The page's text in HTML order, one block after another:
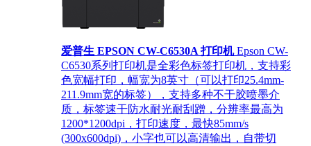
爱普生 EPSON CW-C6530A 打印机 Epson CW-
C6530系列打印机是全彩色标签打印机，支持彩
色宽幅打印，幅宽为8英寸（可以打印25.4mm-
211.9mm宽的标签），支持多种不干胶喷墨介
质，标签速干防水耐光耐刮蹭，分辨率最高为
1200*1200dpi，打印速度，最快85mm/s
(300x600dpi)，小字也可以高清输出，自带切